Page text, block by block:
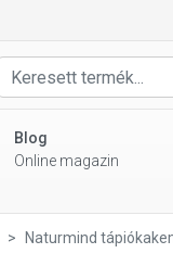
Blog
Online magazin
Naturmind